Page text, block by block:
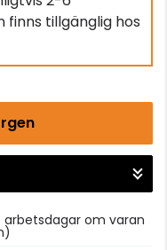
tillgänglig hos
arbetsdagar om varan